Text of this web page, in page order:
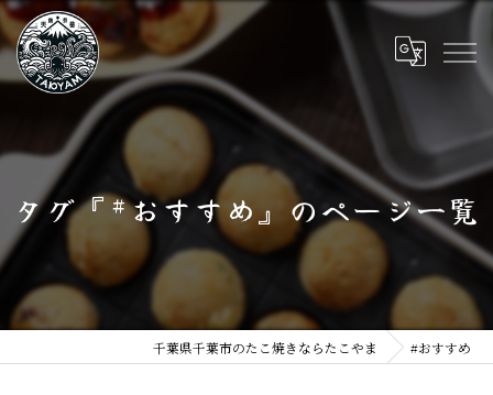
タグ『#おすすめ』のページ一覧
千葉県千葉市のたこ焼きならたこやま #おすすめ